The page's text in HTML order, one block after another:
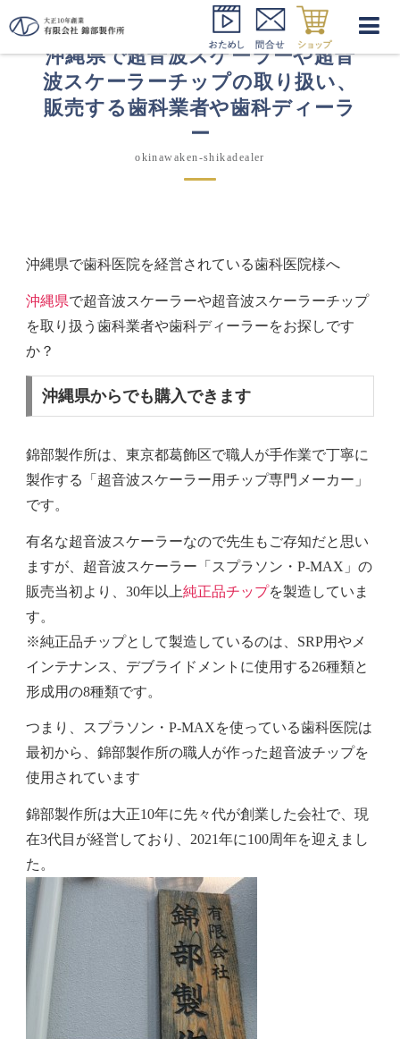
沖縄県で超音波スケーラーや超音
波スケーラーチップの取り扱い、
販売する歯科業者や歯科ディーラ
ー
okinawaken-shikadealer
沖縄県で歯科医院を経営されている歯科医院様へ
沖縄県で超音波スケーラーや超音波スケーラーチップ
を取り扱う歯科業者や歯科ディーラーをお探しです
か？
沖縄県からでも購入できます
錦部製作所は、東京都葛飾区で職人が手作業で丁寧に
製作する「超音波スケーラー用チップ専門メーカー」
です。
有名な超音波スケーラーなので先生もご存知だと思い
ますが、 超音波スケーラー「スプラソン・P-MAX」の
販売当初より、30年以上純正品チップを製造していま
す。
※純正品チップとして製造しているのは、SRP用やメ
インテナンス、デブライドメントに使用する26種類と
形成用の8種類です。
つまり、スプラソン・P-MAXを使っている歯科医院は
最初から、錦部製作所の職人が作った超音波チップを
使用されています
錦部製作所は大正10年に先々代が創業した会社で、現
在3代目が経営しており、2021年に100周年を迎えまし
た。